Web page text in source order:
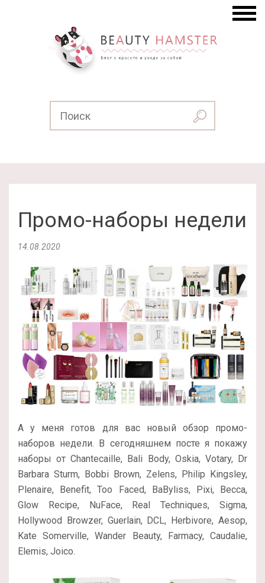
Промо-наборы недели
14.08.2020
А у меня готов для вас новый обзор промо-
наборов недели. В сегодняшнем посте я покажу
наборы от Chantecaille, Bali Body, Oskia, Votary, Dr
Barbara Sturm, Bobbi Brown, Zelens, Philip Kingsley,
Plenaire, Benefit, Too Faced, BaByliss, Pixi, Becca,
Glow Recipe, NuFace, Real Techniques, Sigma,
Hollywood Browzer, Guerlain, DCL, Herbivore, Aesop,
Kate Somerville, Wander Beauty, Farmacy, Caudalie,
Elemis, Joico.